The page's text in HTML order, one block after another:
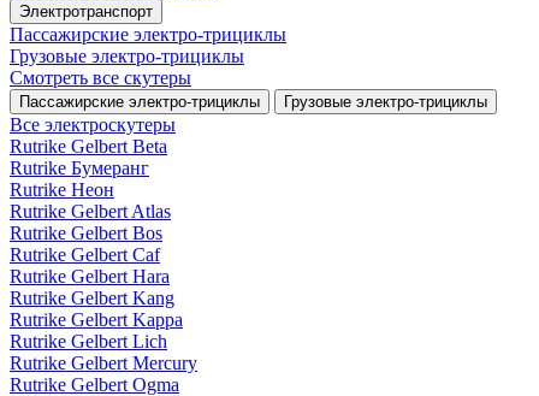
Электротранспорт
Пассажирские электро‑трициклы
Грузовые электро‑трициклы
Смотреть все скутеры
Пассажирские электро‑трициклы Грузовые электро‑трициклы
Все электро­скутеры
Rutrike Gelbert Beta
Rutrike Бумеранг
Rutrike Неон
Rutrike Gelbert Atlas
Rutrike Gelbert Bos
Rutrike Gelbert Caf
Rutrike Gelbert Hara
Rutrike Gelbert Kang
Rutrike Gelbert Kappa
Rutrike Gelbert Lich
Rutrike Gelbert Mercury
Rutrike Gelbert Ogma